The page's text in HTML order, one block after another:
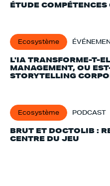
ÉTUDE COMPÉTENCES
Ecosystème
L'IA TRANSFORME-T-
MANAGEMENT, OU
STORYTELLING
Ecosystème PODCAST
BRUT ET DOCTOLIB :
CENTRE DU JEU